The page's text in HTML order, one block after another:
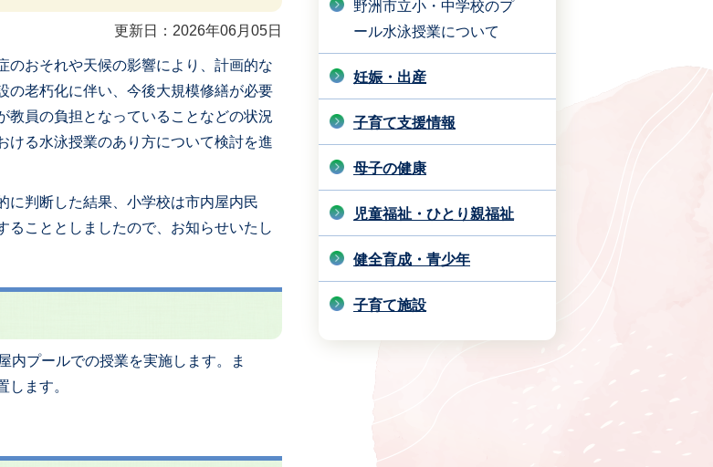
更新日：2026年06月05日
のおそれや天候の影響により、計画的な
の老朽化に伴い、今後大規模修繕が必要
教員の負担となっていることなどの状況
ける水泳授業のあり方について検討を進
に判断した結果、小学校は市内屋内民
ることとしましたので、お知らせいたし
内プールでの授業を実施します。ま
ます。
野洲市立小・中学校のプ
ール水泳授業について
妊娠・出産
子育て支援情報
母子の健康
児童福祉・ひとり親福祉
健全育成・青少年
子育て施設